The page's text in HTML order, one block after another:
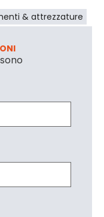
& attrezzature
sono